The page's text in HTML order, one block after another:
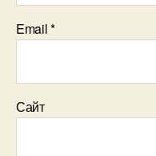
Email*
Сайт